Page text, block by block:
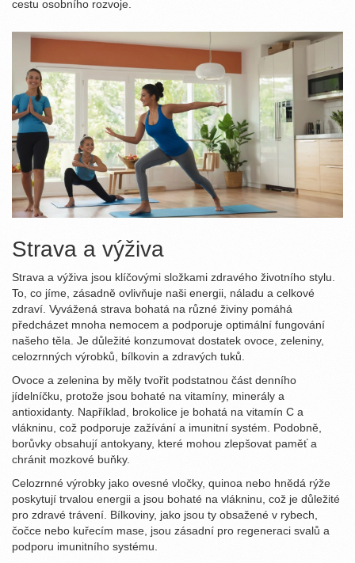
cestu osobního rozvoje.
Strava a výživa
Strava a výživa jsou klíčovými složkami zdravého životního stylu.
To, co jíme, zásadně ovlivňuje naši energii, náladu a celkové
zdraví. Vyvážená strava bohatá na různé živiny pomáhá
předcházet mnoha nemocem a podporuje optimální fungování
našeho těla. Je důležité konzumovat dostatek ovoce, zeleniny,
celozrnných výrobků, bílkovin a zdravých tuků.
Ovoce a zelenina by měly tvořit podstatnou část denního
jídelníčku, protože jsou bohaté na vitamíny, minerály a
antioxidanty. Například, brokolice je bohatá na vitamín C a
vlákninu, což podporuje zažívání a imunitní systém. Podobně,
borůvky obsahují antokyany, které mohou zlepšovat paměť a
chránit mozkové buňky.
Celozrnné výrobky jako ovesné vločky, quinoa nebo hnědá rýže
poskytují trvalou energii a jsou bohaté na vlákninu, což je důležité
pro zdravé trávení. Bílkoviny, jako jsou ty obsažené v rybech,
čočce nebo kuřecím mase, jsou zásadní pro regeneraci svalů a
podporu imunitního systému.